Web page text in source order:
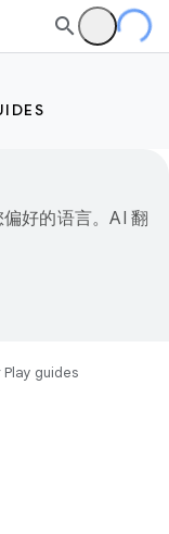
好的语言。AI 翻
guides